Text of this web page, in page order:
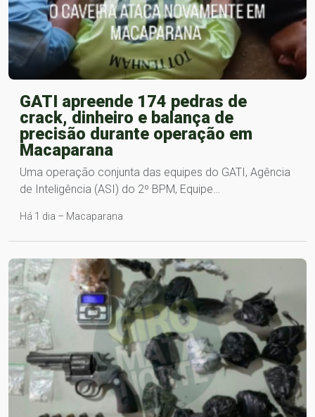
GATI apreende 174 pedras de
crack, dinheiro e balança de
precisão durante operação em
Macaparana
Uma operação conjunta das equipes do GATI, Agência
de Inteligência (ASI) do 2º BPM, Equipe…
Há 1 dia – Macaparana